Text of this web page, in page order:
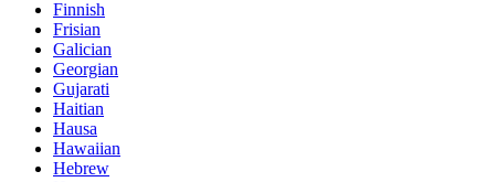
Finnish
Frisian
Galician
Georgian
Gujarati
Haitian
Hausa
Hawaiian
Hebrew